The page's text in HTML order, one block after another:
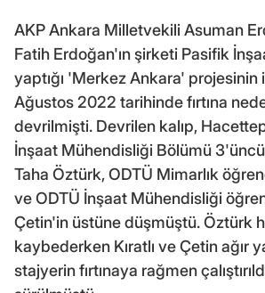
AKP Ankara Milletvekili Asuman
Fatih Erdoğan'ın şirketi Pasifik
yaptığı 'Merkez Ankara' projesinin
Ağustos 2022 tarihinde fırtına
devrilmişti. Devrilen kalıp,
İnşaat Mühendisliği Bölümü 3'üncü
Taha Öztürk, ODTÜ Mimarlık
ve ODTÜ İnşaat Mühendisliği
Çetin'in üstüne düşmüştü. Öztürk
kaybederken Kıratlı ve Çetin ağır
stajyerin fırtınaya rağmen